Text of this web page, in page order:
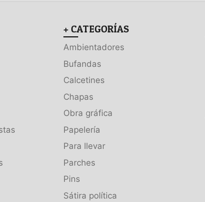
+ CATEGORÍAS
Ambientadores
Bufandas
Calcetines
Chapas
Obra gráfica
Papelería
Para llevar
Parches
Pins
Sátira política